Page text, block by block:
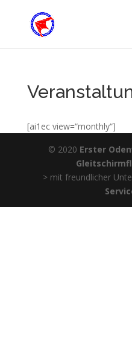
[ai1ec view=“monthly“]
© 2020 Erster
> mit freundlicher